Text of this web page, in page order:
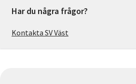
Har du några frågor?
Kontakta SV Väst